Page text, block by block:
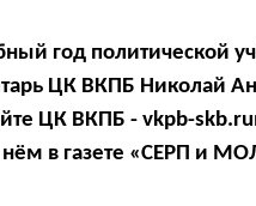
год политической
ЦК ВКПБ Николай
ЦК ВКПБ - vkpb-skb.ru
в газете «СЕРП и